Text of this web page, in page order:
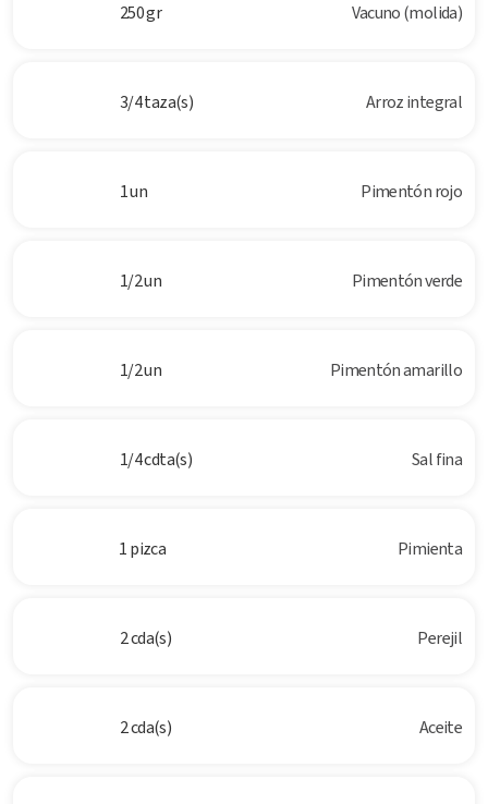
250 gr Vacuno (molida)
3/4 taza(s) Arroz integral
1 un Pimentón rojo
1/2 un Pimentón verde
1/2 un Pimentón amarillo
1/4 cdta(s) Sal fina
1 pizca Pimienta
2 cda(s) Perejil
2 cda(s) Aceite